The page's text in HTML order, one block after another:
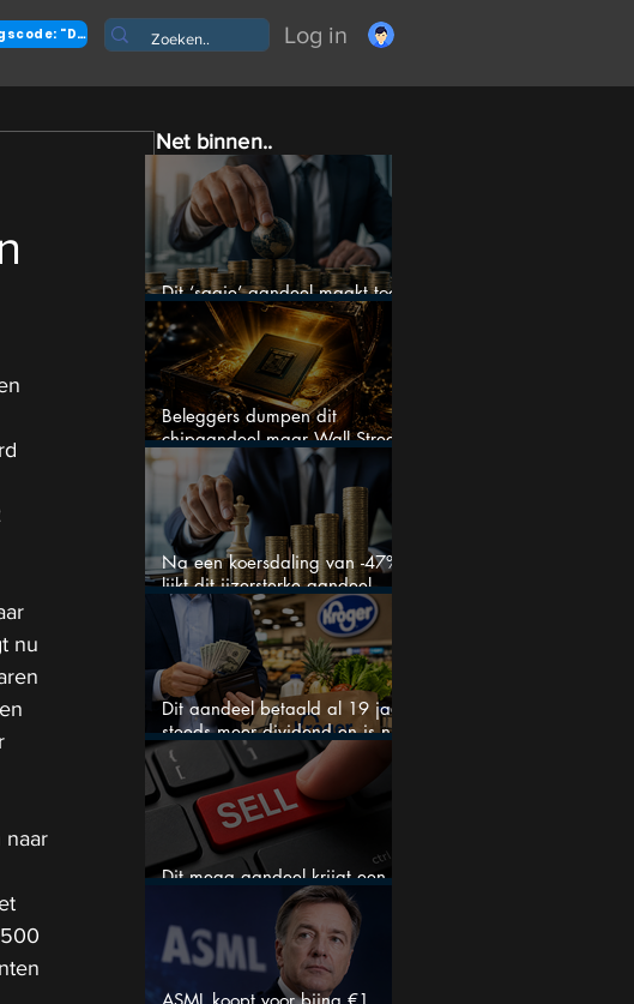
Profiteer nu van 50% korting met de kortingscode: "DANK" Log in
nu
naar
Net binnen..
Dit ‘saaie’ aandeel maakt toch
bizar veel winst
Beleggers dumpen dit
chipaandeel maar Wall Street
ziet een zeldzame koopkans
Na een koersdaling van -47%
lijkt dit ijzersterke aandeel
aantrekkelijker dan ooit
Dit aandeel betaald al 19 jaar
steeds meer dividend en is nu
goedkoop
Dit mega aandeel krijgt een
zeldzaam verkoopadvies